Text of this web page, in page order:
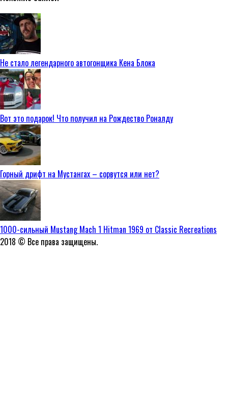
Не стало легендарного автогонщика Кена Блока
Вот это подарок! Что получил на Рождество Роналду
Горный дрифт на Мустангах – сорвутся или нет?
1000-сильный Mustang Mach 1 Hitman 1969 от Classic Recreations
2018 © Все права защищены.